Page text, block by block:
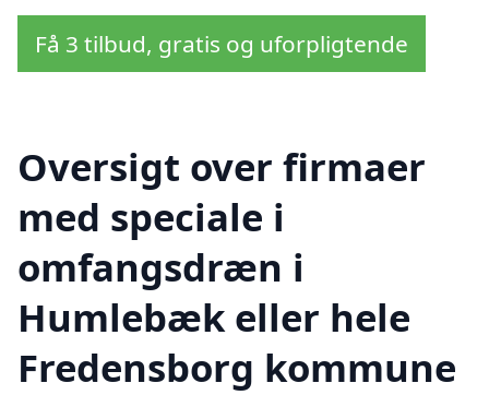
Få 3 tilbud, gratis og uforpligtende
Oversigt over firmaer
med speciale i
omfangsdræn i
Humlebæk eller hele
Fredensborg kommune